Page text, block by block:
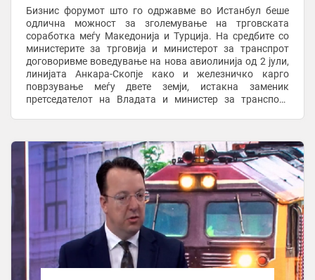
Бизнис форумот што го одржавме во Истанбул беше
одлична можност за зголемување на трговската
соработка меѓу Македонија и Турција. На средбите со
министерите за трговија и министерот за транспрот
договоривме воведување на нова авиолинија од 2 јули,
линијата Анкара-Скопје како и железничко карго
поврзување меѓу двете земји, истакна заменик
претседателот на Владата и министер за транспорт